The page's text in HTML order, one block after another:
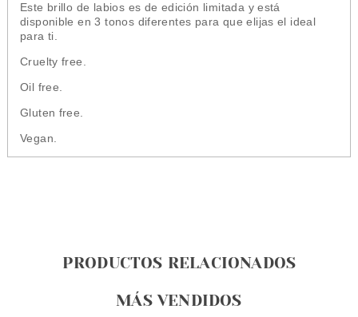
Este brillo de labios es de edición limitada y está
disponible en3 tonos diferentes para que elijas el ideal
para ti.
Cruelty free.
Oil free.
Gluten free.
Vegan.
PRODUCTOS RELACIONADOS
MÁS VENDIDOS